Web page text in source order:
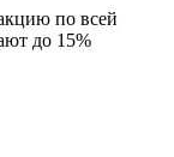
по всей
до 15%